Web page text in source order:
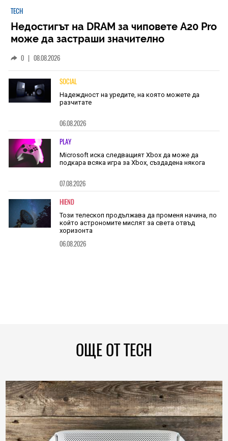
TECH
Недостигът на DRAM за чиповете A20 Pro
може да застраши значително
0 | 08.08.2026
SOCIAL
Надеждност на уредите, на която можете да
разчитате
06.08.2026
PLAY
Microsoft иска следващият Xbox да може да
подкара всяка игра за Xbox, създадена някога
07.08.2026
HIEND
Този телескоп продължава да променя начина, по
който астрономите мислят за света отвъд
хоризонта
06.08.2026
ОЩЕ ОТ TECH